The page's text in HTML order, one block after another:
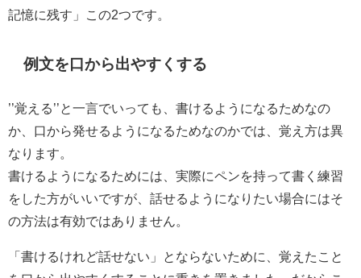
記憶に残す」この2つです。
例文を口から出やすくする
’’覚える’’と一言でいっても、書けるようになるためなの
か、口から発せるようになるためなのかでは、覚え方は異
なります。
書けるようになるためには、実際にペンを持って書く練習
をした方がいいですが、話せるようになりたい場合にはそ
の方法は有効ではありません。
「書けるけれど話せない」とならないために、覚えたこと